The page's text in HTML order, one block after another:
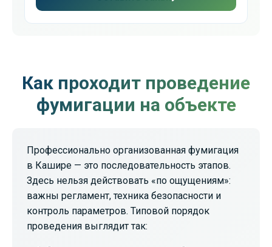
Как проходит проведение
фумигации на объекте
Профессионально организованная фумигация
в Кашире — это последовательность этапов.
Здесь нельзя действовать «по ощущениям»:
важны регламент, техника безопасности и
контроль параметров. Типовой порядок
проведения выглядит так: